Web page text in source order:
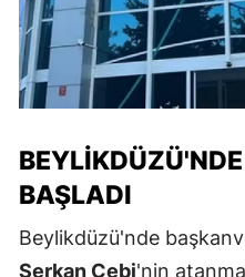
BAŞLADI
Beylikdüzü'nde
Serkan Çebi'nin